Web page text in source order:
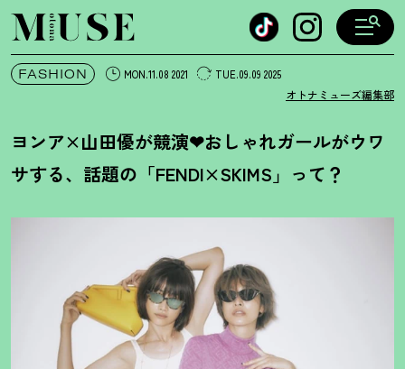
オトナミューズ ウェブ
FASHION MON.11.08 2021 TUE.09.09 2025
オトナミューズ編集部
ヨンア×山田優が競演❤︎おしゃれガールがウワ
サする、話題の「FENDI×SKIMS」って ？